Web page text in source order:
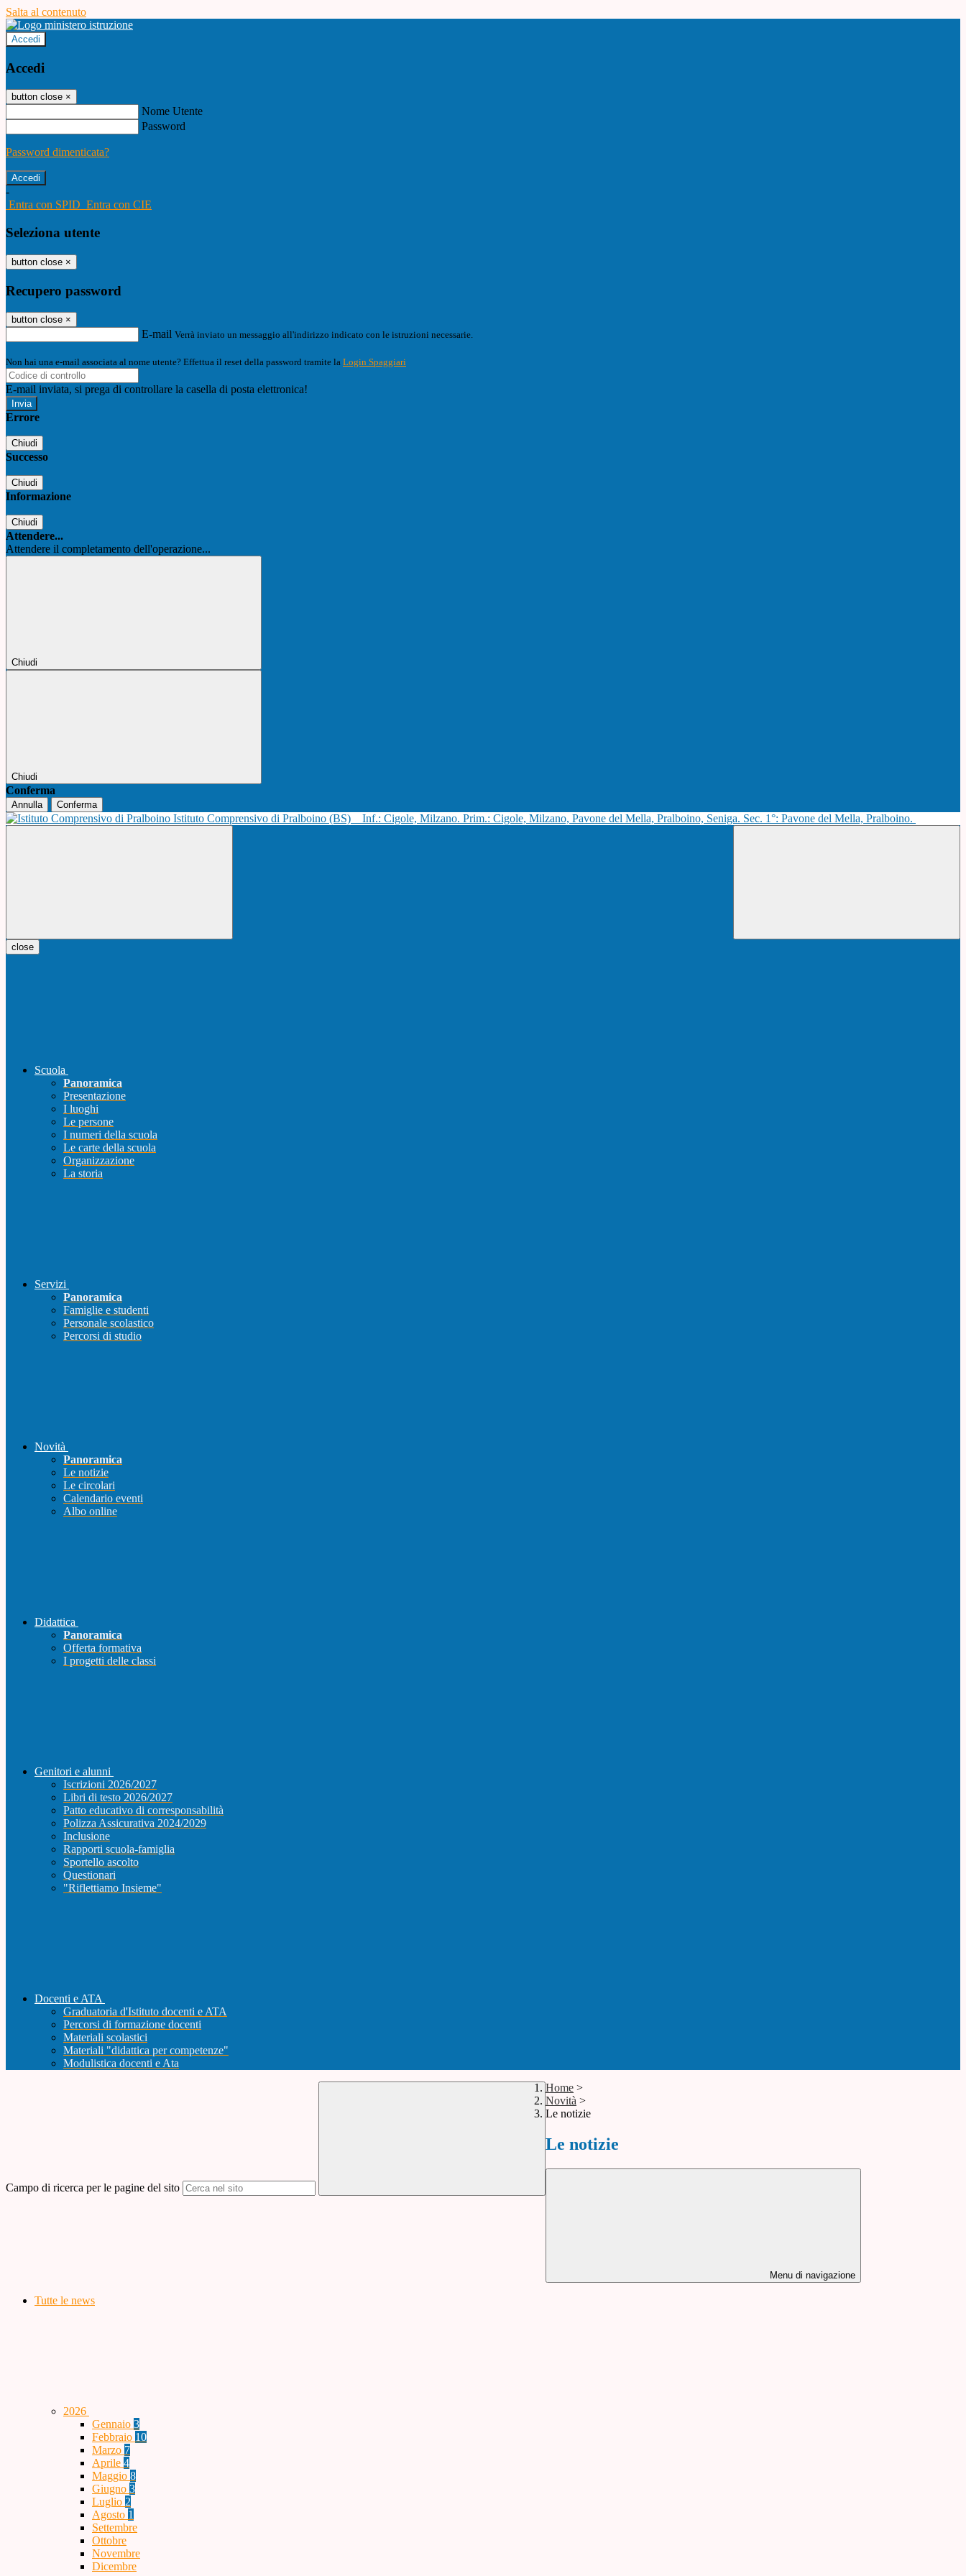
Salta al contenuto
Accedi
Accedi
button close ×
Nome Utente
Password
Password dimenticata?
-
Entra con SPID Entra con CIE
Seleziona utente
button close ×
Recupero password
button close ×
E-mail Verrà inviato un messaggio all'indirizzo indicato con le istruzioni necessarie.
Non hai una e-mail associata al nome utente? Effettua il reset della password tramite la Login Spaggiari
E-mail inviata, si prega di controllare la casella di posta elettronica!
Errore
Chiudi
Successo
Chiudi
Informazione
Chiudi
Attendere...
Attendere il completamento dell'operazione...
Chiudi
Chiudi
Conferma
Annulla Conferma
Istituto Comprensivo di Pralboino (BS) Inf.: Cigole, Milzano. Prim.: Cigole, Milzano, Pavone del Mella, Pralboino, Seniga. Sec. 1°: Pavone del Mella, Pralboino.
close
Scuola
Panoramica
Presentazione
I luoghi
Le persone
I numeri della scuola
Le carte della scuola
Organizzazione
La storia
Servizi
Panoramica
Famiglie e studenti
Personale scolastico
Percorsi di studio
Novità
Panoramica
Le notizie
Le circolari
Calendario eventi
Albo online
Didattica
Panoramica
Offerta formativa
I progetti delle classi
Genitori e alunni
Iscrizioni 2026/2027
Libri di testo 2026/2027
Patto educativo di corresponsabilità
Polizza Assicurativa 2024/2029
Inclusione
Rapporti scuola-famiglia
Sportello ascolto
Questionari
"Riflettiamo Insieme"
Docenti e ATA
Graduatoria d'Istituto docenti e ATA
Percorsi di formazione docenti
Materiali scolastici
Materiali "didattica per competenze"
Modulistica docenti e Ata
Campo di ricerca per le pagine del sito
Home >
Novità >
Le notizie
Le notizie
Menu di navigazione
Tutte le news
2026
Gennaio 3
Febbraio 10
Marzo 7
Aprile 4
Maggio 8
Giugno 3
Luglio 2
Agosto 1
Settembre
Ottobre
Novembre
Dicembre